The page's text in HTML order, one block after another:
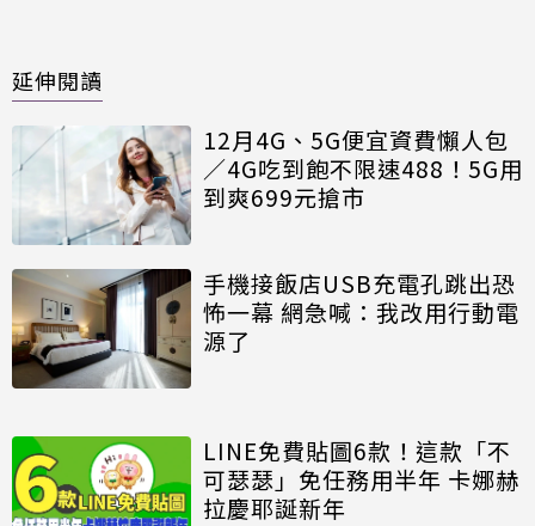
延伸閱讀
12月4G、5G便宜資費懶人包
／4G吃到飽不限速488！5G用
到爽699元搶市
手機接飯店USB充電孔跳出恐
怖一幕 網急喊：我改用行動電
源了
LINE免費貼圖6款！這款「不
可瑟瑟」免任務用半年 卡娜赫
拉慶耶誕新年